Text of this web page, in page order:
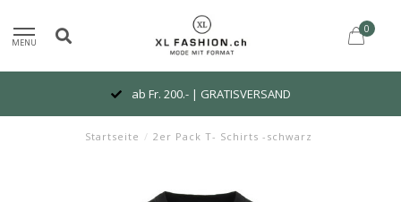
MENU
0
ab Fr. 200.- | GRATISVERSAND
Startseite / 2er Pack T- Schirts -schwarz